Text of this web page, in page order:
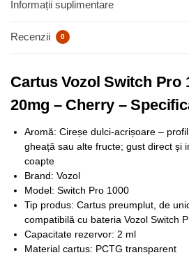
Informații suplimentare
Recenzii 0
Cartus Vozol Switch Pro
20mg – Cherry –
Aromă: Cireșe dulci-acrișoare –
gheață sau alte fructe; gust direct și
coapte
Brand: Vozol
Model: Switch Pro 1000
Tip produs: Cartus preumplut, de
compatibilă cu bateria Vozol Switch
Capacitate rezervor: 2 ml
Material cartus: PCTG transparent